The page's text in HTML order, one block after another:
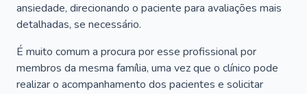
ansiedade, direcionando o paciente para avaliações mais
detalhadas, se necessário.
É muito comum a procura por esse profissional por
membros da mesma família, uma vez que o clínico pode
realizar o acompanhamento dos pacientes e solicitar